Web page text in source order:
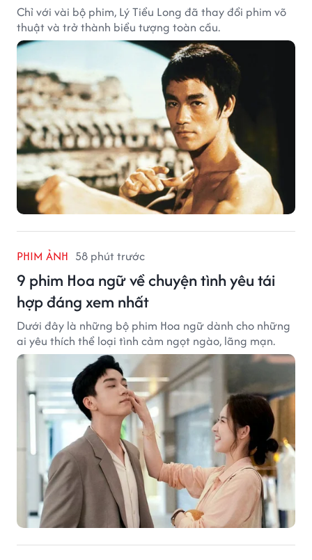
Chỉ với vài bộ phim, Lý Tiểu Long đã thay đổi phim võ
thuật và trở thành biểu tượng toàn cầu.
PHIM ẢNH 58 phút trước
9 phim Hoa ngữ về chuyện tình yêu tái
hợp đáng xem nhất
Dưới đây là những bộ phim Hoa ngữ dành cho những
ai yêu thích thể loại tình cảm ngọt ngào, lãng mạn.